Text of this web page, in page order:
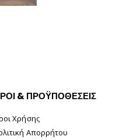
& ΠΡΟΫΠΟΘΕΣΕΙΣ
Χρήσης
Απορρήτου